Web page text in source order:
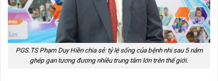
PGS.TS Phạm Duy Hiền chia sẻ: tỷ lệ sống của bệnh nhi sau 5 năm
ghép gan tương đương nhiều trung tâm lớn trên thế giới.